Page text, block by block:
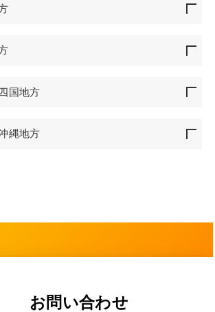
国地方
縄地方
お問い合わせ